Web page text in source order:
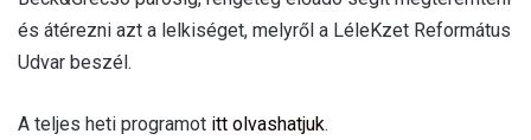
és átérezni azt a lelkiséget, melyről a LéleKzet Református
Udvar beszél.
A teljes heti programot itt olvashatjuk.